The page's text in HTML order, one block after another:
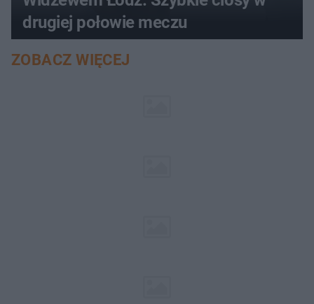
drugiej połowie meczu
ZOBACZ WIĘCEJ